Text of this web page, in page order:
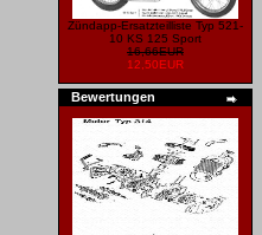
Zündapp-Ersatzteilliste Typ 521-
10 KS 125 Sport
16,66EUR
12,50EUR
Bewertungen